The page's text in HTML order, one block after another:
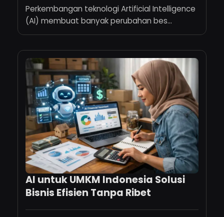
Perkembangan teknologi Artificial Intelligence
(AI) membuat banyak perubahan bes...
AI untuk UMKM Indonesia Solusi
Bisnis Efisien Tanpa Ribet